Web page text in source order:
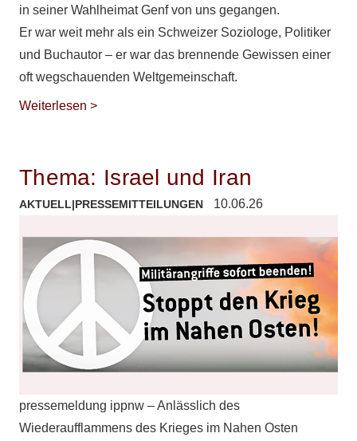
in seiner Wahlheimat Genf von uns gegangen.
Er war weit mehr als ein Schweizer Soziologe, Politiker
und Buchautor – er war das brennende Gewissen einer
oft wegschauenden Weltgemeinschaft.
Weiterlesen >
Thema: Israel und Iran
AKTUELL|PRESSEMITTEILUNGEN 10.06.26
pressemeldung ippnw – Anlässlich des
Wiederaufflammens des Krieges im Nahen Osten